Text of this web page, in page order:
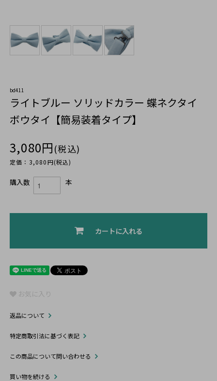
bd411
ライトブルー ソリッドカラー 蝶ネクタイ
ボウタイ【簡易装着タイプ】
3,080円(税込)
定価：3,080円(税込)
購入数 本
カートに入れる
お気に入り
返品について
特定商取引法に基づく表記
この商品について問い合わせる
買い物を続ける